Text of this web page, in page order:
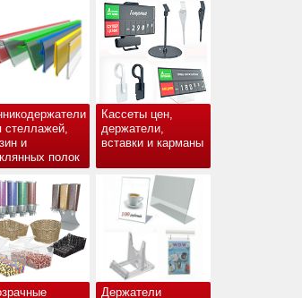
стеллажей,
и
полок
Кассеты цен,
держатели,
вставки и карманы
Держатели